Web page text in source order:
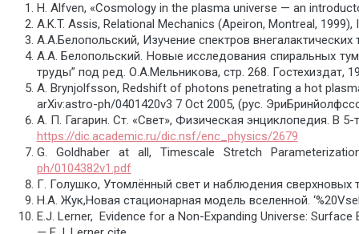
H. Alfven, «Cosmology in the plasma universe — an
A.K.T. Assis, Relational Mechanics (Apeiron, Montreal, 1999),
А.А.Белопольский, Изучение спектров
А.А. Белопольский. Новые исследования спиральных
труды” под ред. О.А.Мельникова, стр. 268. Гостехиздат,
A. Brynjolfsson, Redshift of photons penetrating a hot
arXiv:astro-ph/0401420v3 7 Oct 2005, (рус.
А. П. Гагарин. Ст. «Свет», Физическая энциклопедия. В
https://dic.academic.ru/dic.nsf/enc_physics/2679
G. Goldhaber at all, Timescale Stretch
ph/0104382v1.pdf
Г. Голушко, Утомлённый свет и наблюдения сверхновых
Н.А. Жук,Новая стационарная модель вселенной.
E.J. Lerner, Evidence for a Non-Expanding Universe: